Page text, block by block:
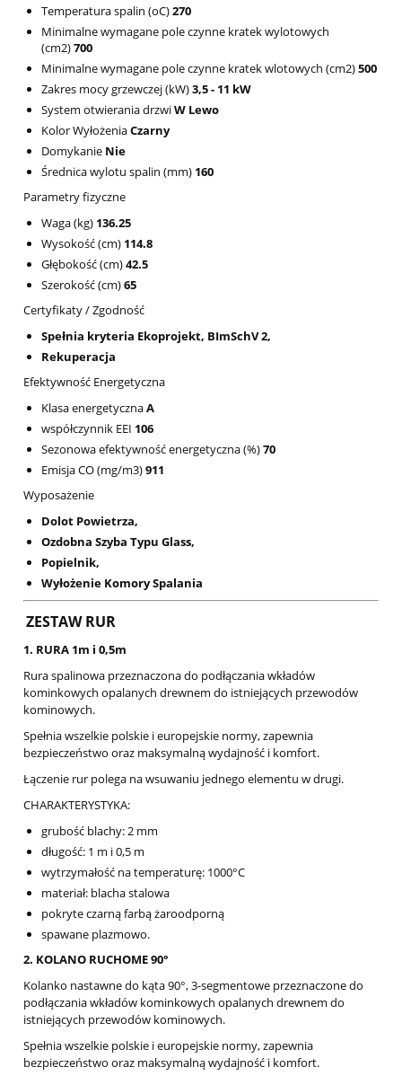
Temperatura spalin (oC)270
Minimalne wymagane pole czynne kratek wylotowych
(cm2)700
Minimalne wymagane pole czynne kratek wlotowych (cm2)500
Zakres mocy grzewczej (kW)3,5 - 11 kW
System otwierania drzwiW Lewo
Kolor WyłożeniaCzarny
Domykanie Nie
Średnica wylotu spalin (mm) 160
Parametry fizyczne
Waga (kg) 136.25
Wysokość (cm) 114.8
Głębokość (cm)42.5
Szerokość (cm)65
Certyfikaty / Zgodność
Spełnia kryteria Ekoprojekt, BImSchV 2,
Rekuperacja
Efektywność Energetyczna
Klasa energetycznaA
współczynnik EEI 106
Sezonowa efektywność energetyczna (%)70
Emisja CO (mg/m3)911
Wyposażenie
Dolot Powietrza,
Ozdobna Szyba Typu Glass,
Popielnik,
Wyłożenie Komory Spalania
ZESTAW RUR
1. RURA 1m i 0,5m
Rura spalinowa przeznaczona do podłączania wkładów
kominkowych opalanych drewnem do istniejących przewodów
kominowych.
Spełnia wszelkie polskie i europejskie normy, zapewnia
bezpieczeństwo oraz maksymalną wydajność i komfort.
Łączenie rur polega na wsuwaniu jednego elementu w drugi.
CHARAKTERYSTYKA:
grubość blachy: 2 mm
długość: 1 m i 0,5 m
wytrzymałość na temperaturę: 1000°C
materiał: blacha stalowa
pokryte czarną farbą żaroodporną
spawane plazmowo.
2. KOLANO RUCHOME 90°
Kolanko nastawne do kąta 90°, 3-segmentowe przeznaczone do
podłączania wkładów kominkowych opalanych drewnem do
istniejących przewodów kominowych.
Spełnia wszelkie polskie i europejskie normy, zapewnia
bezpieczeństwo oraz maksymalną wydajność i komfort.